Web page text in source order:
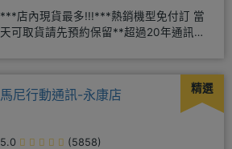
***店內現貨最多!!!***熱銷機型免付訂 當
天可取貨請先預約保留**超過20年通訊經
精選
馬尼行動通訊-永康店
5.0
(5858)